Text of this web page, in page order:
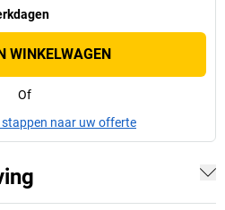
WINKELWAGEN
Of
stappen naar uw offerte